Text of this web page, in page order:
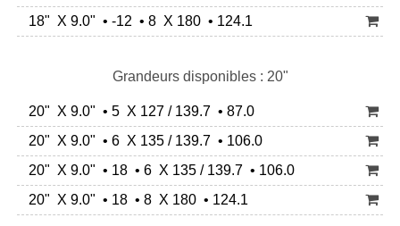
18" X 9.0" • -12 • 8 X 180 • 124.1
Grandeurs disponibles : 20"
20" X 9.0" • 5 X 127 / 139.7 • 87.0
20" X 9.0" • 6 X 135 / 139.7 • 106.0
20" X 9.0" • 18 • 6 X 135 / 139.7 • 106.0
20" X 9.0" • 18 • 8 X 180 • 124.1